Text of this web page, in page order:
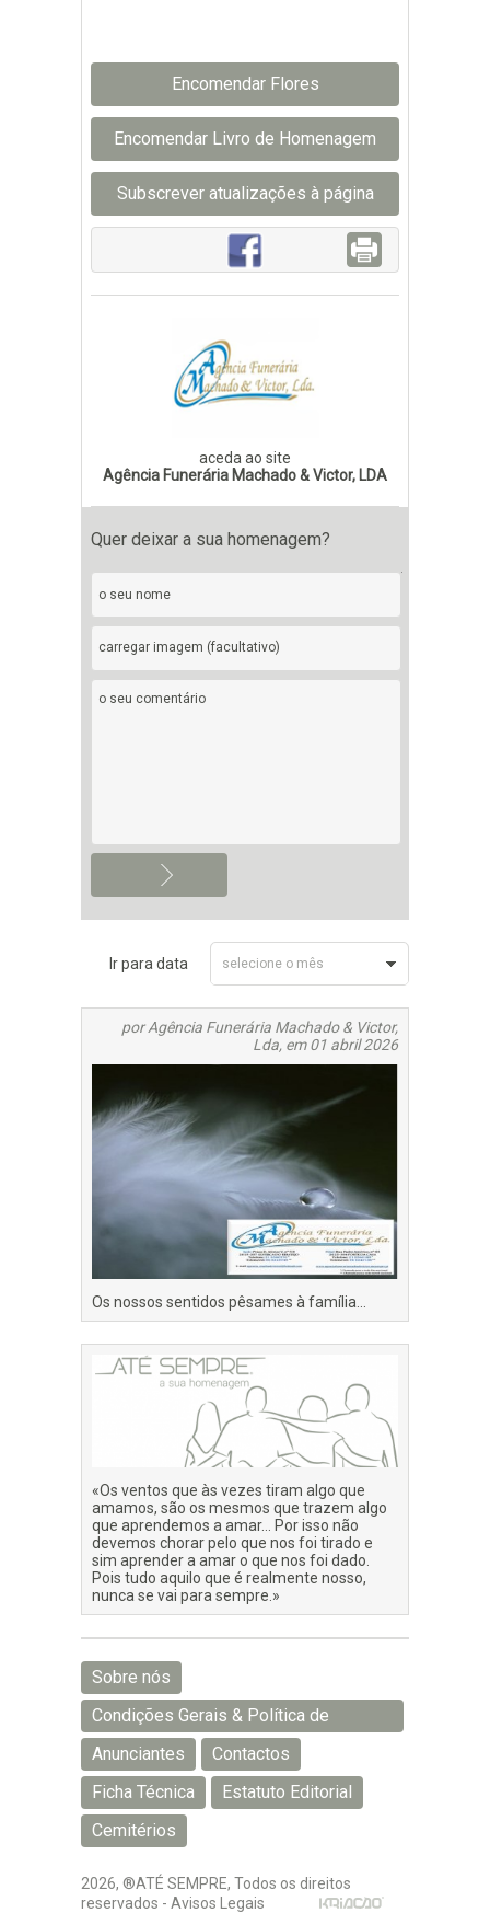
Encomendar Flores
Encomendar Livro de Homenagem
Subscrever atualizações à página
aceda ao site
Agência Funerária Machado & Victor, LDA
Quer deixar a sua homenagem?
carregar imagem (facultativo)
selecione o mês
Abril 2026
Ir para data
por Agência Funerária Machado & Victor,
Lda, em 01 abril 2026
Os nossos sentidos pêsames à família...
«Os ventos que às vezes tiram algo que
amamos, são os mesmos que trazem algo
que aprendemos a amar… Por isso não
devemos chorar pelo que nos foi tirado e
sim aprender a amar o que nos foi dado.
Pois tudo aquilo que é realmente nosso,
nunca se vai para sempre.»
Sobre nós
Condições Gerais & Política de
Privacidade
Anunciantes
Contactos
Ficha Técnica
Estatuto Editorial
Cemitérios
2026, ®ATÉ SEMPRE, Todos os direitos
reservados - Avisos Legais